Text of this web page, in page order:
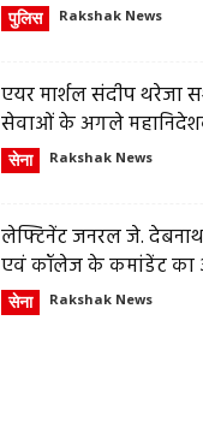
पुलिस Rakshak News
एयर मार्शल संदीप थरेजा
सेवाओं के अगले
सेना Rakshak News
लेफ्टिनेंट जनरल जे.
एवं कॉलेज के कमांडेंट का
सेना Rakshak News